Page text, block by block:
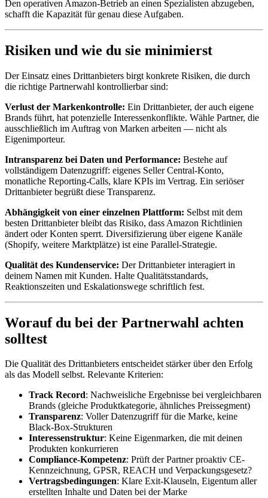
Den operativen Amazon-Betrieb an einen Spezialisten abzugeben,
schafft die Kapazität für genau diese Aufgaben.
Risiken und wie du sie minimierst
Der Einsatz eines Drittanbieters birgt konkrete Risiken, die durch
die richtige Partnerwahl kontrollierbar sind:
Verlust der Markenkontrolle: Ein Drittanbieter, der auch eigene
Brands führt, hat potenzielle Interessenkonflikte. Wähle Partner, die
ausschließlich im Auftrag von Marken arbeiten — nicht als
Eigenimporteur.
Intransparenz bei Daten und Performance: Bestehe auf
vollständigem Datenzugriff: eigenes Seller Central-Konto,
monatliche Reporting-Calls, klare KPIs im Vertrag. Ein seriöser
Drittanbieter begrüßt diese Transparenz.
Abhängigkeit von einer einzelnen Plattform: Selbst mit dem
besten Drittanbieter bleibt das Risiko, dass Amazon Richtlinien
ändert oder Konten sperrt. Diversifizierung über eigene Kanäle
(Shopify, weitere Marktplätze) ist eine Parallel-Strategie.
Qualität des Kundenservice: Der Drittanbieter interagiert in
deinem Namen mit Kunden. Halte Qualitätsstandards,
Reaktionszeiten und Eskalationswege schriftlich fest.
Worauf du bei der Partnerwahl achten
solltest
Die Qualität des Drittanbieters entscheidet stärker über den Erfolg
als das Modell selbst. Relevante Kriterien:
Track Record: Nachweisliche Ergebnisse bei vergleichbaren
Brands (gleiche Produktkategorie, ähnliches Preissegment)
Transparenz: Voller Datenzugriff für die Marke, keine
Black-Box-Strukturen
Interessenstruktur: Keine Eigenmarken, die mit deinen
Produkten konkurrieren
Compliance-Kompetenz: Prüft der Partner proaktiv CE-
Kennzeichnung, GPSR, REACH und Verpackungsgesetz?
Vertragsbedingungen: Klare Exit-Klauseln, Eigentum aller
erstellten Inhalte und Daten bei der Marke